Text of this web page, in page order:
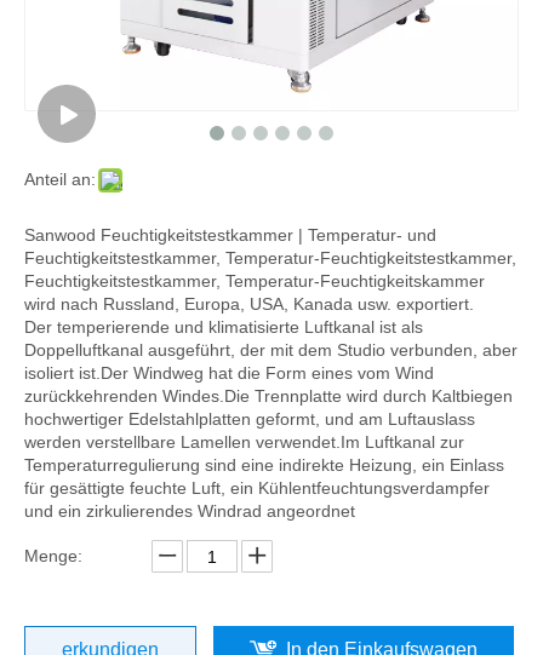
Anteil an:
Sanwood Feuchtigkeitstestkammer | Temperatur- und
Feuchtigkeitstestkammer, Temperatur-Feuchtigkeitstestkammer,
Feuchtigkeitstestkammer, Temperatur-Feuchtigkeitskammer
wird nach Russland, Europa, USA, Kanada usw. exportiert.
Der temperierende und klimatisierte Luftkanal ist als
Doppelluftkanal ausgeführt, der mit dem Studio verbunden, aber
isoliert ist.Der Windweg hat die Form eines vom Wind
zurückkehrenden Windes.Die Trennplatte wird durch Kaltbiegen
hochwertiger Edelstahlplatten geformt, und am Luftauslass
werden verstellbare Lamellen verwendet.Im Luftkanal zur
Temperaturregulierung sind eine indirekte Heizung, ein Einlass
für gesättigte feuchte Luft, ein Kühlentfeuchtungsverdampfer
und ein zirkulierendes Windrad angeordnet
Menge:
erkundigen In den Einkaufswagen